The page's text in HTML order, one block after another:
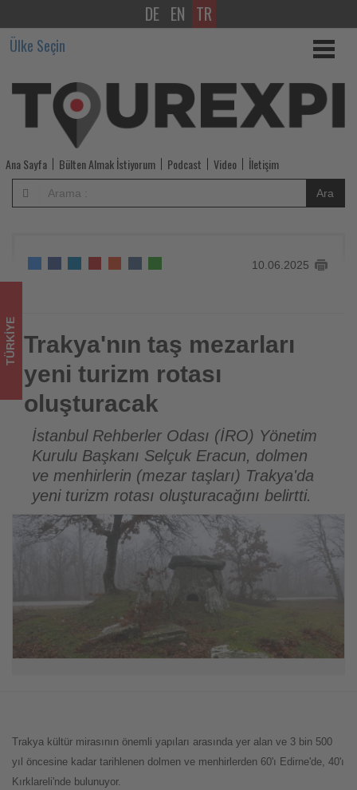
Trakya'nın
taş
mezarları
yeni
turizm
rotası
oluşturacak
Tourexpi,
sizler
için
turizmde
olup
bitenleri
takip
ediyor!
DE EN TR
Ülke Seçin
Ana Sayfa Bülten Almak İstiyorum Podcast Video İletişim
Ara
10.06.2025
Trakya'nın taş mezarları yeni turizm rotası oluşturacak
TÜRKIYE Trakya'nın taş mezarları
yeni turizm rotası
oluşturacak
İstanbul Rehberler Odası (İRO) Yönetim
Kurulu Başkanı Selçuk Eracun, dolmen
ve menhirlerin (mezar taşları) Trakya'da
yeni turizm rotası oluşturacağını belirtti.
Trakya kültür mirasının önemli yapıları arasında yer alan ve 3 bin 500
yıl öncesine kadar tarihlenen dolmen ve menhirlerden 60'ı Edirne'de, 40'ı
Kırklareli'nde bulunuyor.